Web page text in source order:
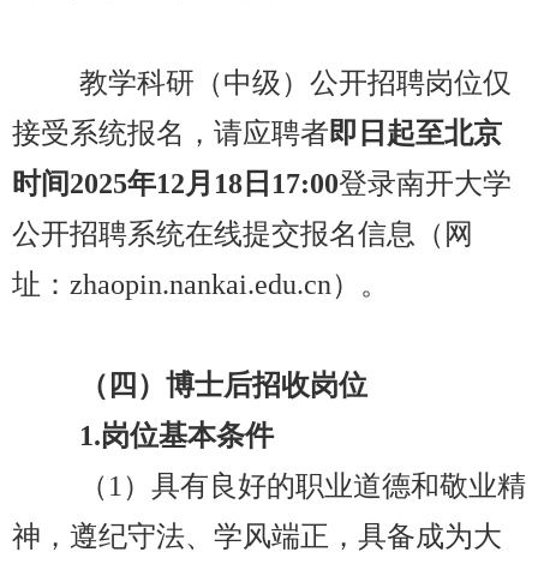
教学科研（中级）公开招聘岗位仅
接受系统报名，请应聘者即日起至北京
时间2025年12月18日17:00登录南开大学
公开招聘系统在线提交报名信息（网
址：zhaopin.nankai.edu.cn）。
（四 ）博士后招收岗位
1.岗位基本条件
（ 1 ） 具有良好的职业道德和敬业精
神，遵纪守法、学风端正，具备成为大